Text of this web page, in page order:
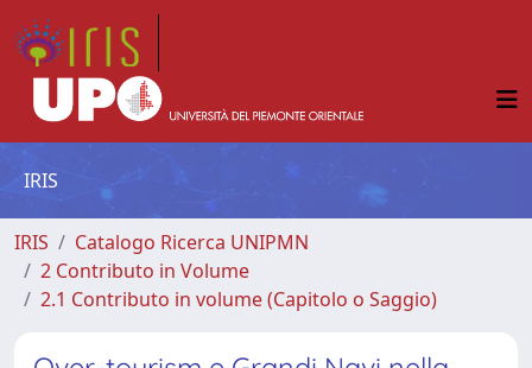
IRIS
IRIS
Catalogo Ricerca UNIPMN
2 Contributo in Volume
2.1 Contributo in volume (Capitolo o Saggio)